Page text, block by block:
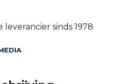
sinds 1978